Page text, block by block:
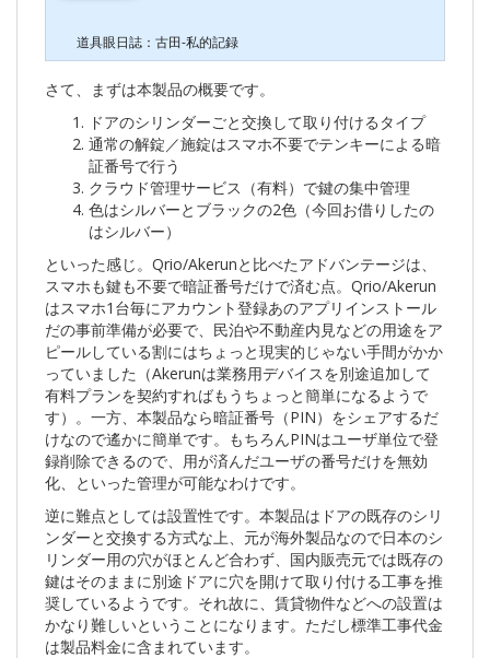
いていました。存在感もありますね。知人曰く、ご近所さんに「これな
に？」とよく聞かれるそうです。以前のレビューでは実際にドアに取り付
道具眼日誌：古田-私的記録
さて、まずは本製品の概要です。
ドアのシリンダーごと交換して取り付けるタイプ
通常の解錠／施錠はスマホ不要でテンキーによる暗
証番号で行う
クラウド管理サービス（有料）で鍵の集中管理
色はシルバーとブラックの2色（今回お借りしたの
はシルバー）
といった感じ。Qrio/Akerunと比べたアドバンテージは、
スマホも鍵も不要で暗証番号だけで済む点。Qrio/Akerun
はスマホ1台毎にアカウント登録あのアプリインストール
だの事前準備が必要で、民泊や不動産内見などの用途をア
ピールしている割にはちょっと現実的じゃない手間がかか
っていました（Akerunは業務用デバイスを別途追加して
有料プランを契約すればもうちょっと簡単になるようで
す）。一方、本製品なら暗証番号（PIN）をシェアするだ
けなので遙かに簡単です。もちろんPINはユーザ単位で登
録削除できるので、用が済んだユーザの番号だけを無効
化、といった管理が可能なわけです。
逆に難点としては設置性です。本製品はドアの既存のシリ
ンダーと交換する方式な上、元が海外製品なので日本のシ
リンダー用の穴がほとんど合わず、国内販売元では既存の
鍵はそのままに別途ドアに穴を開けて取り付ける工事を推
奨しているようです。それ故に、賃貸物件などへの設置は
かなり難しいということになります。ただし標準工事代金
は製品料金に含まれています。